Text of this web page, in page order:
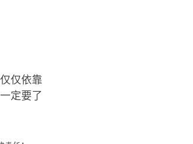
仅依靠
定要了